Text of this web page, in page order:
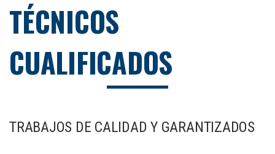
TÉCNICOS
CUALIFICADOS
TRABAJOS DE CALIDAD Y GARANTIZADOS